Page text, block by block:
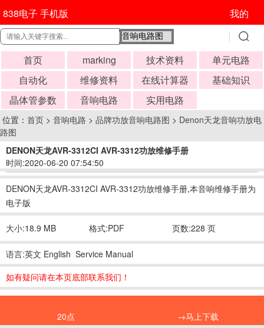
838电子 手机版 我的
首页 marking 技术资料
单元电路
自动化
维修资料 在线计算器
基础知识
晶体管参数
音响电路 实用电路
位置： 首页 > 音响电路 > 品牌功放音响电路图 > Denon天龙音响功放电
路图
DENON天龙AVR-3312CI AVR-3312功放维修手册
时间:2020-06-20 07:54:50
DENON天龙AVR-3312CI AVR-3312功放维修手册,本音响维修手册为
电子版
大小:18.9 MB 格式:PDF 页数:228 页
语言:英文 English Service Manual
如有疑问请在本页底部联系我们！
20点 →马上下载